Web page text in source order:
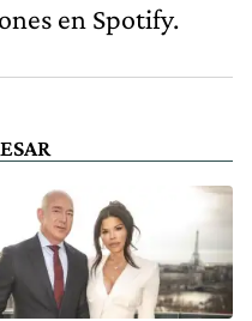
en Spotify.